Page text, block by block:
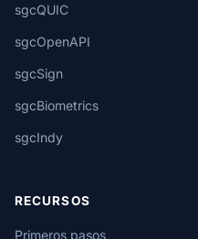
sgcQUIC
sgcOpenAPI
sgcSign
sgcBiometrics
sgcIndy
RECURSOS
Primeros pasos